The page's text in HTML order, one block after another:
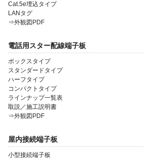
OEM・受託開
Cat.5e埋込タイプ
LANタグ
⇒外観図PDF
電話用スター配線端子板
ボックスタイプ
スタンダードタイプ
ハーフタイプ
コンパクトタイプ
ラインナップ一覧表
取説／施工説明書
⇒外観図PDF
屋内接続端子板
小型接続端子板